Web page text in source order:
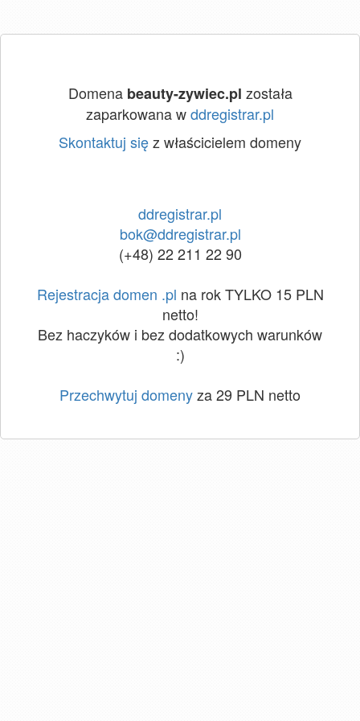
Domena beauty-zywiec.pl została
zaparkowana wddregistrar.pl
Skontaktuj sięz właścicielem domeny
ddregistrar.pl
bok@ddregistrar.pl
(+48) 22 211 22 90
Rejestracja domen .pl na rok TYLKO 15 PLN
netto!
Bez haczyków i bez dodatkowych warunków
:)
Przechwytuj domenyza 29 PLN netto